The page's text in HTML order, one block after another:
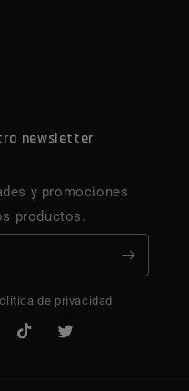
newsletter
y promociones
productos.
de privacidad
TikTok Twitter